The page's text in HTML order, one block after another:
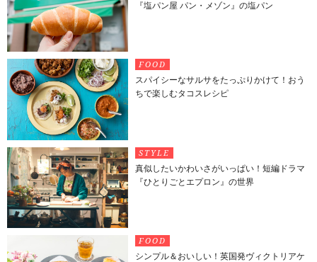
『塩パン屋 パン・メゾン』の塩パン
FOOD
スパイシーなサルサをたっぷりかけて！おう
ちで楽しむタコスレシピ
STYLE
真似したいかわいさがいっぱい！短編ドラマ
『ひとりごとエプロン』の世界
FOOD
シンプル＆おいしい！英国発ヴィクトリアケ